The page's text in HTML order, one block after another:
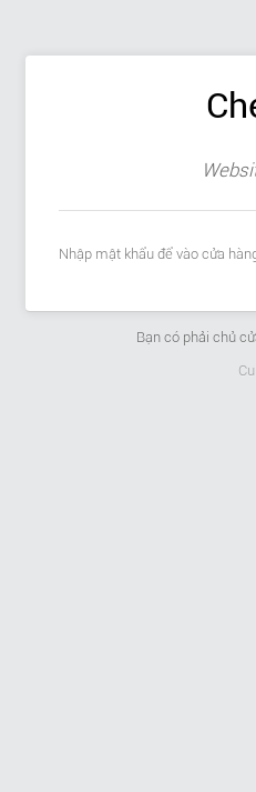
Nhập mật khẩu để vào cửa
Bạn có phải chủ